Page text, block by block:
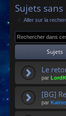
s
Sujets
Aller sur la
Sujets
Le
par
[BG]
par